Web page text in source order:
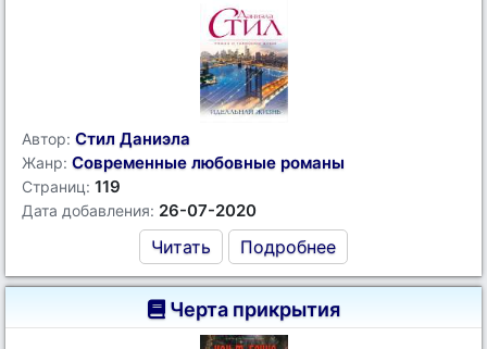
Автор: Стил Даниэла
Жанр: Современные любовные романы
Страниц: 119
Дата добавления: 26-07-2020
Читать Подробнее
Черта прикрытия